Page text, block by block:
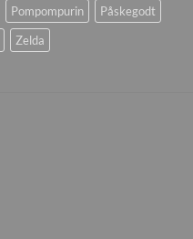
Pompompurin
Påskegodt
Zelda